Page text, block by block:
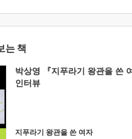
는 책
박상영 『지푸라기 왕관을 쓴
인터뷰
지푸라기 왕관을 쓴 여자